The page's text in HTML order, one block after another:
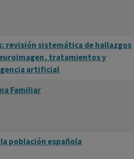
revisión sistemática de hallazgos
tratamientos y
artificial
Familiar
población española